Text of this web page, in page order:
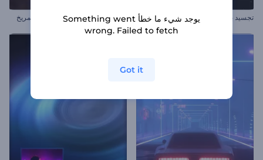
تجسيد بصري بالكرة الدوارة تجسيد بصري للموسيقى بسطح المريخ
يوجد شيء ما خطأ Something went
wrong. Failed to fetch
Got it